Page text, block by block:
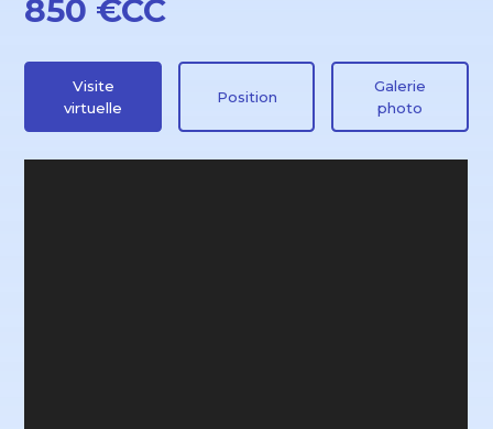
850 €CC
Visite
virtuelle
Position
Galerie
photo